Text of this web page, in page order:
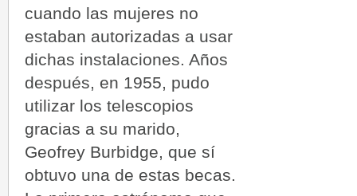
cuando las mujeres no
estaban autorizadas a usar
dichas instalaciones. Años
después, en 1955, pudo
utilizar los telescopios
gracias a su marido,
Geofrey Burbidge, que sí
obtuvo una de estas becas.